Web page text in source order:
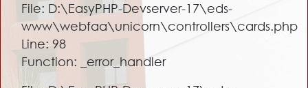
File: D:\EasyPHP-Devserver-17\eds-
www\webfaa\unicorn\controllers\cards.php
Line: 98
Function: _error_handler